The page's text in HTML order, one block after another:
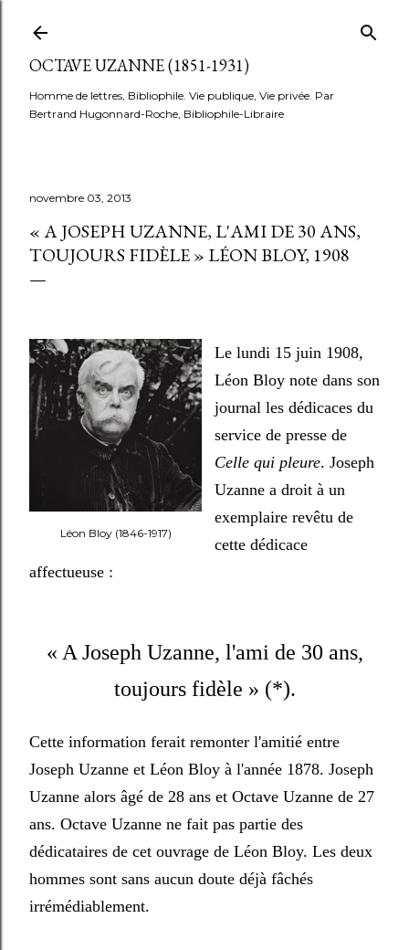
OCTAVE UZANNE (1851-1931)
Homme de lettres, Bibliophile. Vie publique, Vie privée. Par
Bertrand Hugonnard-Roche, Bibliophile-Libraire
novembre 03, 2013
« A JOSEPH UZANNE, L'AMI DE 30 ANS,
TOUJOURS FIDÈLE » LÉON BLOY, 1908
Léon Bloy (1846-1917)
Le lundi 15 juin 1908,
Léon Bloy note dans son
journal les dédicaces du
service de presse de
Celle qui pleure. Joseph
Uzanne a droit à un
exemplaire revêtu de
cette dédicace
affectueuse :
« A Joseph Uzanne, l'ami de 30 ans,
toujours fidèle » (*).
Cette information ferait remonter l'amitié entre
Joseph Uzanne et Léon Bloy à l'année 1878. Joseph
Uzanne alors âgé de 28 ans et Octave Uzanne de 27
ans. Octave Uzanne ne fait pas partie des
dédicataires de cet ouvrage de Léon Bloy. Les deux
hommes sont sans aucun doute déjà fâchés
irrémédiablement.